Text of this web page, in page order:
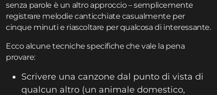
senza parole è un altro approccio – semplicemente
registrare melodie canticchiate casualmente per
cinque minuti e riascoltare per qualcosa di interessante.
Ecco alcune tecniche specifiche che vale la pena
provare:
Scrivere una canzone dal punto di vista di
qualcun altro (un animale domestico,